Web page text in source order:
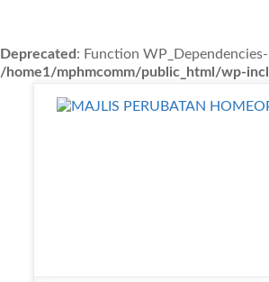
Deprecated : Function
/home1/mphmcomm/public_html/wp-